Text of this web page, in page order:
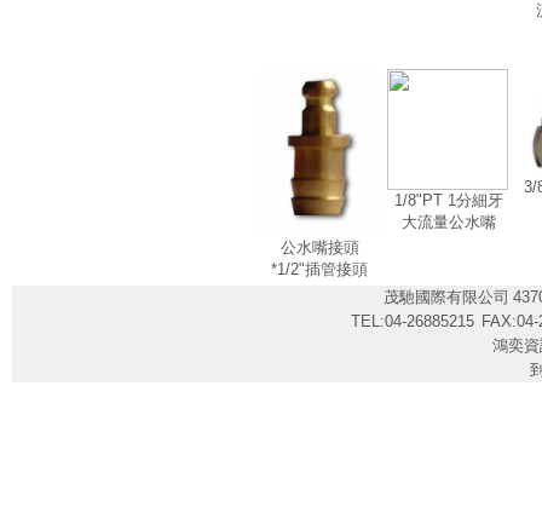
公水嘴接頭
*1/2"插管接頭
1/8"PT 1分細牙
大流量公水嘴
3/
茂馳國際有限公司
TEL:04-26885215
鴻奕